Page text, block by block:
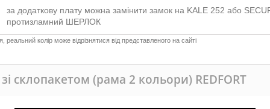
за додаткову плату можна замінити замок на KALE 252 або
протизламний ШЕРЛОК
колір може відрізнятися від представленого на сайті
склопакетом (рама 2 кольори) REDFORT